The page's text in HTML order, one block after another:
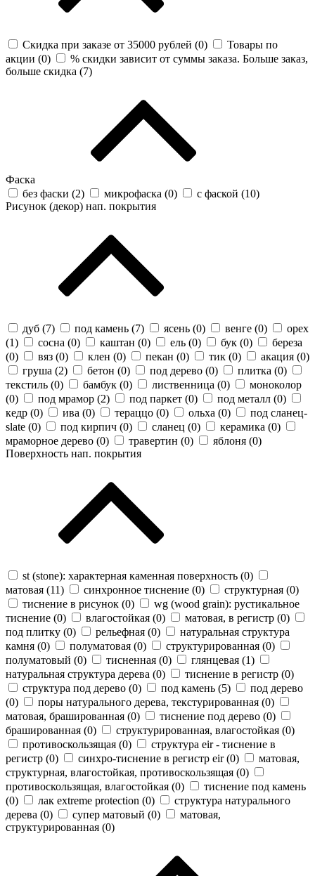
Скидка при заказе от 35000 рублей (0)
Товары по
акции (0)
% скидки зависит от суммы заказа. Больше заказ,
больше скидка (7)
Фаска
без фаски (2) микрофаска (0) с фаской (10)
Рисунок (декор) нап. покрытия
дуб (7) под камень (7) ясень (0) венге (0)
орех
(1) сосна (0) каштан (0) ель (0) бук (0)
береза
(0) вяз (0) клен (0) пекан (0) тик (0) акация (0)
груша (2) бетон (0) под дерево (0) плитка (0)
текстиль (0) бамбук (0) лиственница (0)
моноколор
(0) под мрамор (2) под паркет (0) под металл (0)
кедр (0) ива (0) тераццо (0) ольха (0)
под сланец-
slate (0) под кирпич (0) сланец (0) керамика (0)
мраморное дерево (0) травертин (0) яблоня (0)
Поверхность нап. покрытия
st (stone): характерная каменная поверхность (0)
матовая (11) синхронное тиснение (0) структурная (0)
тиснение в рисунок (0)
wg (wood grain): рустикальное
тиснение (0) влагостойкая (0) матовая, в регистр (0)
под плитку (0) рельефная (0)
натуральная структура
камня (0) полуматовая (0) структурированная (0)
полуматовый (0) тисненная (0) глянцевая (1)
натуральная структура дерева (0) тиснение в регистр (0)
структура под дерево (0) под камень (5)
под дерево
(0) поры натурального дерева, текстурированная (0)
матовая, брашированная (0) тиснение под дерево (0)
брашированная (0) структурированная, влагостойкая (0)
противоскользящая (0)
cтруктура eir - тиснение в
регистр (0) синхро-тиснение в регистр eir (0)
матовая,
структурная, влагостойкая, противоскользящая (0)
противоскользящая, влагостойкая (0)
тиснение под камень
(0) лак extreme protection (0)
структура натурального
дерева (0) супер матовый (0)
матовая,
структурированная (0)